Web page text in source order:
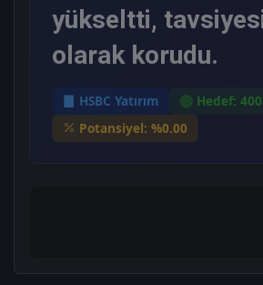
yükseltti,
olarak korudu.
HSBC Yatırım
Hedef:
Potansiyel: %0.00